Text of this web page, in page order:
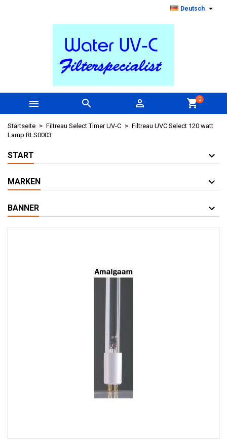
Deutsch 
   shopping_cart0
Startseite Filtreau Select Timer UV-C
Filtreau UVC Select 120 watt
Lamp RLS0003
START
MARKEN
BANNER